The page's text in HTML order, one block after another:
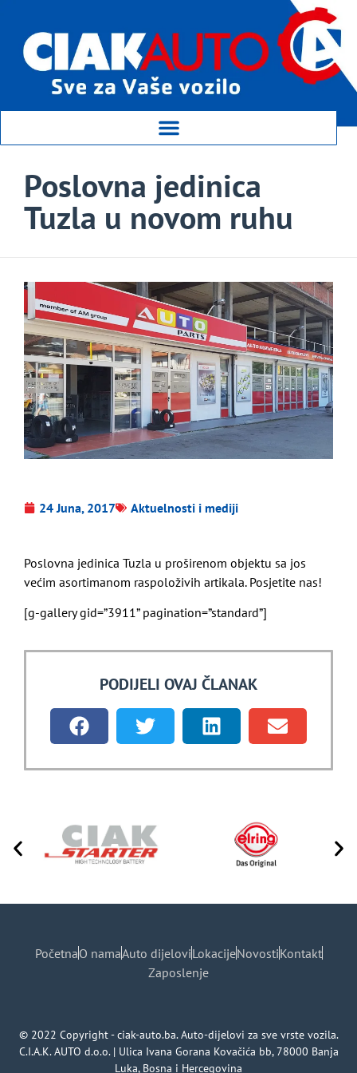
Poslovna jedinica
Tuzla u novom ruhu
24 Juna, 2017 Aktuelnosti i mediji
Poslovna jedinica Tuzla u proširenom objektu sa jos
većim asortimanom raspoloživih artikala. Posjetite nas!
[g-gallery gid=”3911” pagination=”standard”]
PODIJELI OVAJ ČLANAK
PočetnaO namaAuto dijeloviLokacijeNovostiKontakt
Zaposlenje
© 2022 Copyright - ciak-auto.ba. Auto-dijelovi za sve vrste vozila.
C.I.A.K. AUTO d.o.o. | Ulica Ivana Gorana Kovačića bb, 78000 Banja
Luka, Bosna i Hercegovina